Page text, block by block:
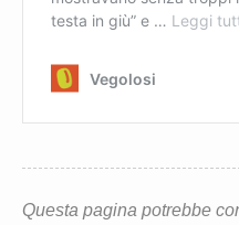
Questa pagina potrebbe